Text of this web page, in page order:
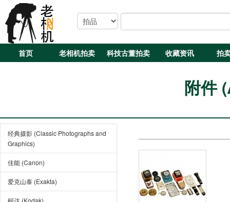
首页 老相机拍卖 科技古董拍卖 收藏资讯 拍
附件
经典摄影 (Classic Photographs and
Graphics)
佳能 (Canon)
爱克山泰 (Exakta)
柯达 (Kodak)